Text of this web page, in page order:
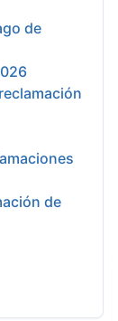
de
de